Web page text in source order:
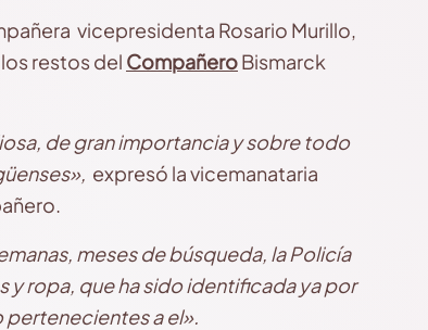
vicepresidenta Rosario Murillo,
restos del CompañeroBismarck
de gran importancia y sobre todo
expresó la vicemanataria
meses de búsqueda, la Policía
ropa, que ha sido identificada ya por
pertenecientes a el».